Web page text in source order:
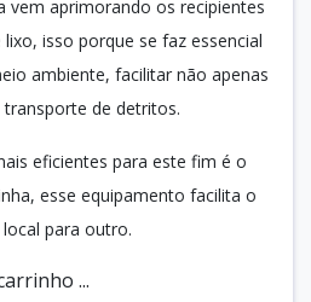
vem aprimorando os recipientes
isso porque se faz essencial
ambiente, facilitar não apenas
de detritos.
eficientes para este fim é o
esse equipamento facilita o
para outro.
...